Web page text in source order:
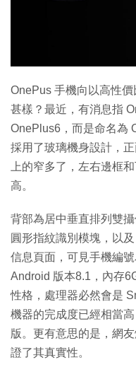
OnePus 手機向以高性
甚樣？最近，有消息指
OnePlus6，而是命名為
採用了玻璃機身設計，
上的窄多了，左右邊框
高。
背部為居中垂直排列雙
圓形指紋識別模塊，以
信息頁面，可見手機編
Android 版本8.1，內存
性格，處理器必然會是
機器的完成度已經相當
版。更有意思的是，網
證了其真實性。